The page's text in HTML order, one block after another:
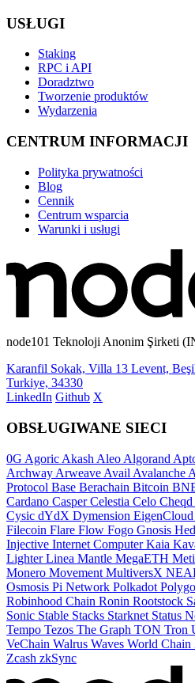
USŁUGI
Staking
RPC i API
Doradztwo
Tworzenie produktów
Wydarzenia
CENTRUM INFORMACJI
Polityka prywatności
Blog
Cennik
Centrum wsparcia
Warunki i usługi
node101 Teknoloji Anonim Şirketi
Karanfil Sokak, Villa 13 Levent,
Turkiye, 34330
LinkedIn Github X
OBSŁUGIWANE SIECI
0G Agoric Akash Aleo Algorand
Archway Arweave Avail Avalanche
Protocol Base Berachain Bitcoin
Cardano CasperCelestia Celo Cheqd
Cysic dYdX Dymension EigenCloud
Filecoin Flare Flow Fogo Gnosis
Injective Internet ComputerKaia
LighterLinea Mantle MegaETH
Monero Movement MultiversX
Osmosis Pi Network Polkadot
Robinhood Chain Ronin Rootstock
Sonic Stable Stacks Starknet Status
Tempo Tezos The Graph TON Tron
VeChain Walrus Waves World Chain
Zcash zkSync